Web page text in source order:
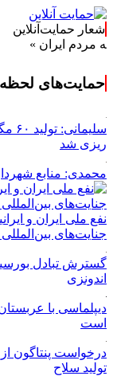
شعار حمایت‌آنلاین
»
حمایت‌های
ریزی شد
محمدی: منابع
نفع ملی ایران و
جنایت‌های
گسترش تبادل
اندونزی
دیپلماسی با
است
درخواست پنتاگون
تولید سلاح